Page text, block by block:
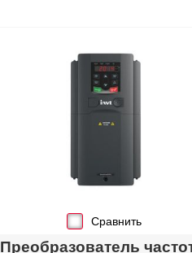
Сравнить
Преобразователь